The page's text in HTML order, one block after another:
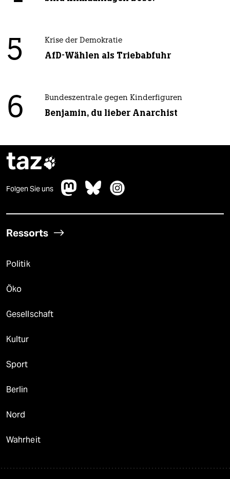
5 Krise der Demokratie
AfD-Wählen als Triebabfuhr
6 Bundeszentrale gegen Kinderfiguren
Benjamin, du lieber Anarchist
taz
Folgen Sie uns
Ressorts
Politik
Öko
Gesellschaft
Kultur
Sport
Berlin
Nord
Wahrheit